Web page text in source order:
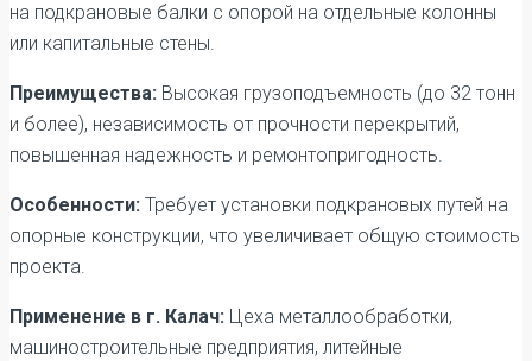
на подкрановые балки с опорой на отдельные колонны
или капитальные стены.
Преимущества: Высокая грузоподъемность (до 32 тонн
и более), независимость от прочности перекрытий,
повышенная надежность и ремонтопригодность.
Особенности: Требует установки подкрановых путей на
опорные конструкции, что увеличивает общую стоимость
проекта.
Применение в г. Калач: Цеха металлообработки,
машиностроительные предприятия, литейные